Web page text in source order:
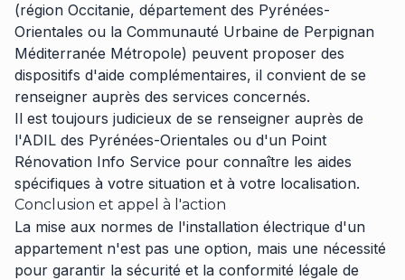
(région Occitanie, département des Pyrénées-
Orientales ou la Communauté Urbaine de Perpignan
Méditerranée Métropole) peuvent proposer des
dispositifs d'aide complémentaires, il convient de se
renseigner auprès des services concernés.
Il est toujours judicieux de se renseigner auprès de
l'ADIL des Pyrénées-Orientales ou d'un Point
Rénovation Info Service pour connaître les aides
spécifiques à votre situation et à votre localisation.
Conclusion et appel à l'action
La mise aux normes de l'installation électrique d'un
appartement n'est pas une option, mais une nécessité
pour garantir la sécurité et la conformité légale de